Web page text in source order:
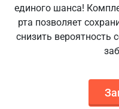
единого шанса!
рта позволяет
снизить вероятность